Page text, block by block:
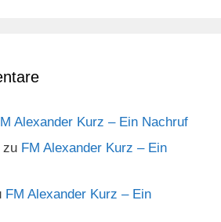
Alexander Kurz – Ein Nachruf
zu FM Alexander Kurz – Ein
FM Alexander Kurz – Ein